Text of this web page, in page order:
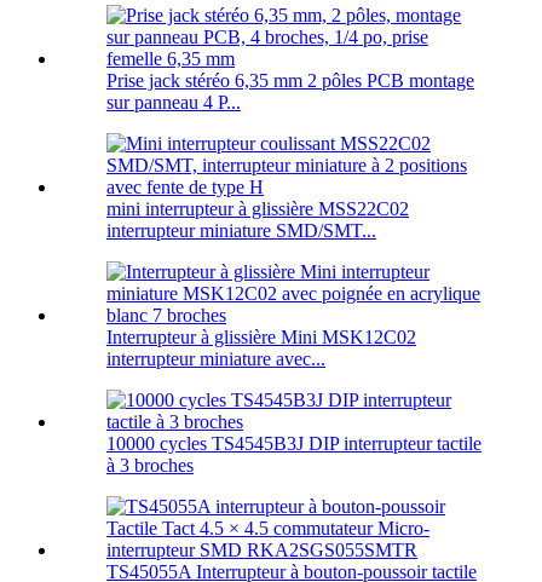
Prise jack stéréo 6,35 mm 2 pôles PCB montage
sur panneau 4 P...
mini interrupteur à glissière MSS22C02
interrupteur miniature SMD/SMT...
Interrupteur à glissière Mini MSK12C02
interrupteur miniature avec...
10000 cycles TS4545B3J DIP interrupteur tactile
à 3 broches
TS45055A Interrupteur à bouton-poussoir tactile